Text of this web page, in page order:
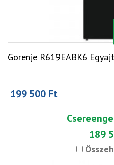
Gorenje R619EABK6
199 500 Ft
189